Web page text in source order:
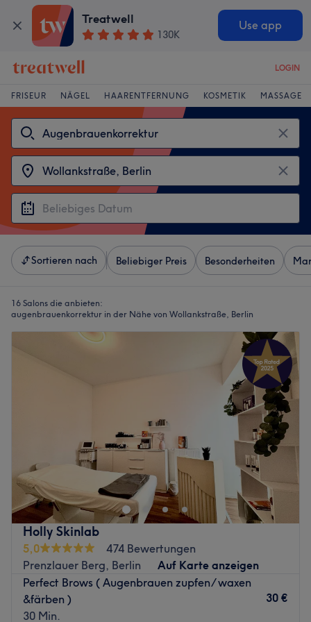
Treatwell
130K
Use app
LOGIN
FRISEUR NÄGEL HAARENTFERNUNG KOSMETIK MASSAGE
Sortieren nach Beliebiger Preis Besonderheiten
16 Salons die anbieten:
augenbrauenkorrektur in der Nähe von Wollankstraße, Berlin
Holly Skinlab
5,0
474 Bewertungen
Prenzlauer Berg, Berlin
Auf Karte anzeigen
Perfect Brows ( Augenbrauen zupfen/ waxen
&färben )
30 Min.
30 €